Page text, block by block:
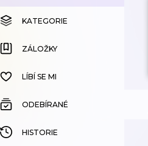
KATEGORIE
ZÁLOŽKY
HISTORIE
KATEGORIE
ZÁLOŽKY
LÍBÍ SE MI
ODEBÍRANÉ
HISTORIE